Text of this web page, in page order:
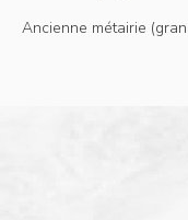
Ancienne métairie